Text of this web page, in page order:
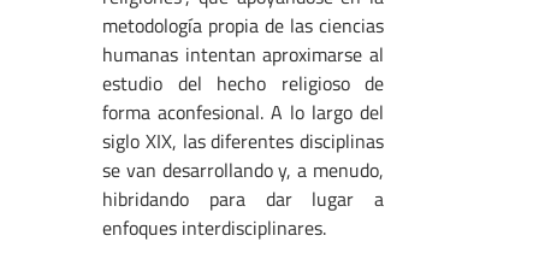
metodología propia de las ciencias
humanas intentan aproximarse al
estudio del hecho religioso de
forma aconfesional. A lo largo del
siglo XIX, las diferentes disciplinas
se van desarrollando y, a menudo,
hibridando para dar lugar a
enfoques interdisciplinares.